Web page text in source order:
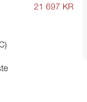
21 697 KR